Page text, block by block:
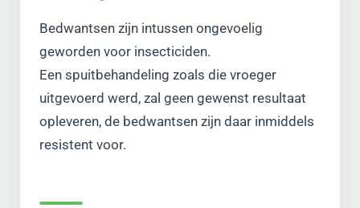
Bedwantsen zijn intussen ongevoelig
geworden voor insecticiden.
Een spuitbehandeling zoals die vroeger
uitgevoerd werd, zal geen gewenst resultaat
opleveren, de bedwantsen zijn daar inmiddels
resistent voor.